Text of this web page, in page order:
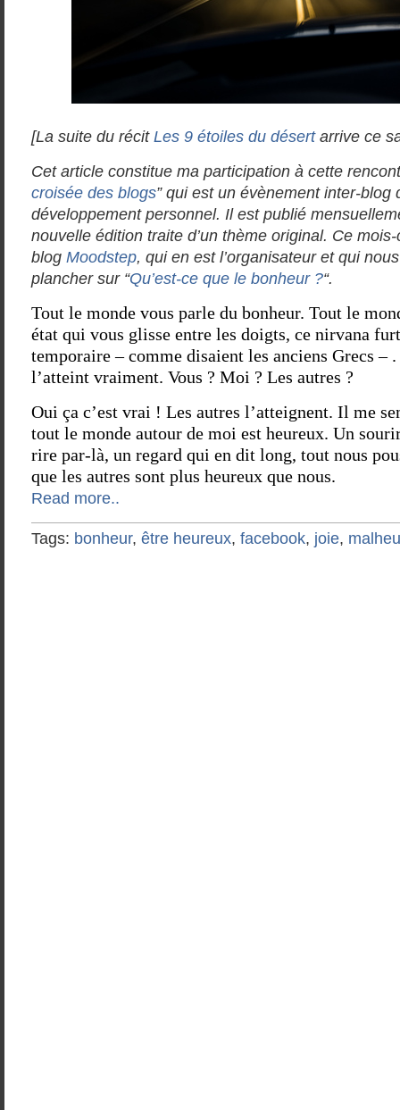
[La suite du récit Les 9 étoiles du désertarrive ce
Cet article constitue ma participation à cette
croisée des blogs” qui est un évènement inter-blog
développement personnel. Il est publié
nouvelle édition traite d’un thème original. Ce mois-
blog Moodstep, qui en est l’organisateur et qui
plancher sur “Qu’est-ce que le bonheur ?“.
Tout le monde vous parle du bonheur. Tout le
état qui vous glisse entre les doigts, ce nirvana
temporaire – comme disaient les anciens Grecs –
l’atteint vraiment. Vous ? Moi ? Les autres ?
Oui ça c’est vrai ! Les autres l’atteignent. Il me
tout le monde autour de moi est heureux. Un
rire par-là, un regard qui en dit long, tout nous
que les autres sont plus heureux que nous.
Read more..
Tags: bonheur, être heureux, facebook, joie,